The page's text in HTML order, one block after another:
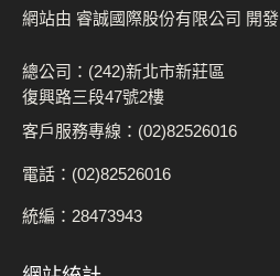
網站由 睿誠國際股份有限公司 開發
總公司：(242)新北市新莊區
復興路三段47號2樓
客戶服務專線：(02)82526016
電話：(02)82526016
統編：28473943